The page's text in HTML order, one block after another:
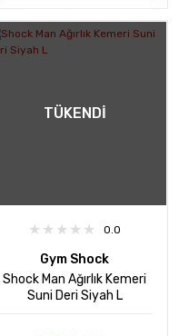
TÜKENDI
0.0
Gym Shock
Shock Man Ağırlık Kemeri
Suni Deri Siyah L